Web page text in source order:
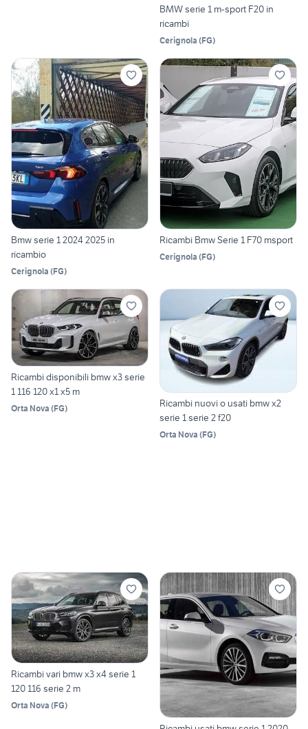
BMW serie 1 m-sport F20 in
ricambi
Cerignola (FG)
Bmw serie 1 2024 2025 in
ricambio
Cerignola (FG)
Ricambi Bmw Serie 1 F70 msport
Cerignola (FG)
Ricambi disponibili bmw x3 serie
1 116 120 x1 x5 m
Orta Nova (FG)
Ricambi nuovi o usati bmw x2
serie 1 serie 2 f20
Orta Nova (FG)
Ricambi vari bmw x3 x4 serie 1
120 116 serie 2 m
Orta Nova (FG)